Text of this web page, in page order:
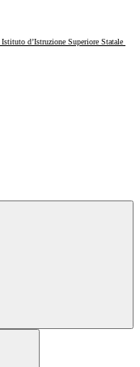
Istituto d’Istruzione Superiore Statale